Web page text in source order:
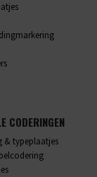
CODERINGEN
& typeplaatjes